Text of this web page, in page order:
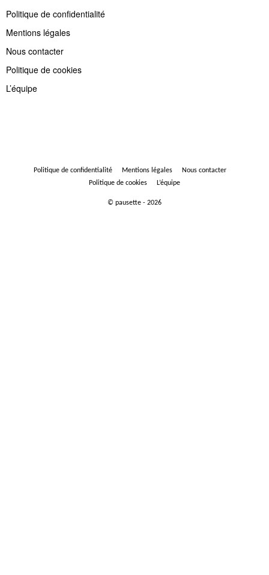
Politique de confidentialité
Mentions légales
Nous contacter
Politique de cookies
L’équipe
Politique de confidentialité Mentions légales
Nous contacter
Politique de cookies
L’équipe
© pausette - 2026